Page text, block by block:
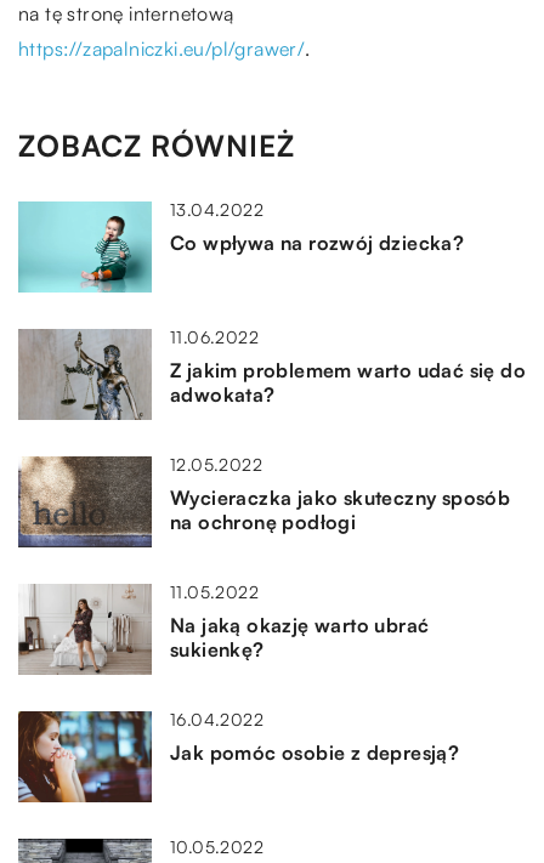
na tę stronę internetową
https://zapalniczki.eu/pl/grawer/.
ZOBACZ RÓWNIEŻ
13.04.2022
Co wpływa na rozwój dziecka?
11.06.2022
Z jakim problemem warto udać się do
adwokata?
12.05.2022
Wycieraczka jako skuteczny sposób
na ochronę podłogi
11.05.2022
Na jaką okazję warto ubrać
sukienkę?
16.04.2022
Jak pomóc osobie z depresją?
10.05.2022